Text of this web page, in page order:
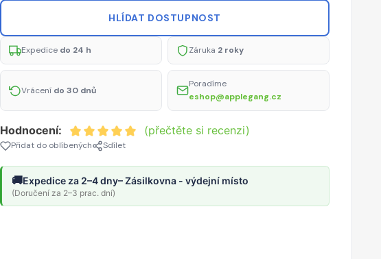
HLÍDAT DOSTUPNOST
Expedice do 24 h Záruka 2 roky
Vrácení do 30 dnů
Poradíme
eshop@applegang.cz
Hodnocení: (přečtěte si recenzi)
Přidat do oblíbených Sdílet
🚚Expedice za 2–4 dny– Zásilkovna - výdejní místo
(Doručení za 2–3 prac. dní)